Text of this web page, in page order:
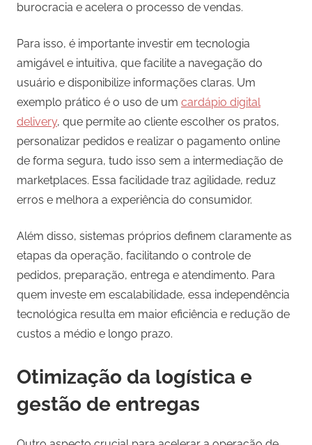
burocracia e acelera o processo de vendas.
Para isso, é importante investir em tecnologia
amigável e intuitiva, que facilite a navegação do
usuário e disponibilize informações claras. Um
exemplo prático é o uso de um cardápio digital
delivery, que permite ao cliente escolher os pratos,
personalizar pedidos e realizar o pagamento online
de forma segura, tudo isso sem a intermediação de
marketplaces. Essa facilidade traz agilidade, reduz
erros e melhora a experiência do consumidor.
Além disso, sistemas próprios definem claramente as
etapas da operação, facilitando o controle de
pedidos, preparação, entrega e atendimento. Para
quem investe em escalabilidade, essa independência
tecnológica resulta em maior eficiência e redução de
custos a médio e longo prazo.
Otimização da logística e
gestão de entregas